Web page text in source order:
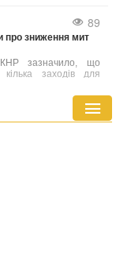
89
про зниження мит
КНР зазначило, що
заходів для
що уточнюються.